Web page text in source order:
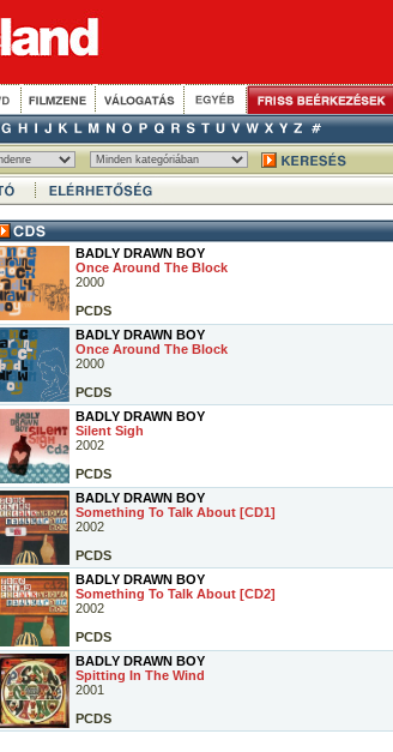
BADLY DRAWN BOY
Once Around The Block
2000
PCDS
BADLY DRAWN BOY
Once Around The Block
2000
PCDS
BADLY DRAWN BOY
Silent Sigh
2002
PCDS
BADLY DRAWN BOY
Something To Talk About [CD1]
2002
PCDS
BADLY DRAWN BOY
Something To Talk About [CD2]
2002
PCDS
BADLY DRAWN BOY
Spitting In The Wind
2001
PCDS